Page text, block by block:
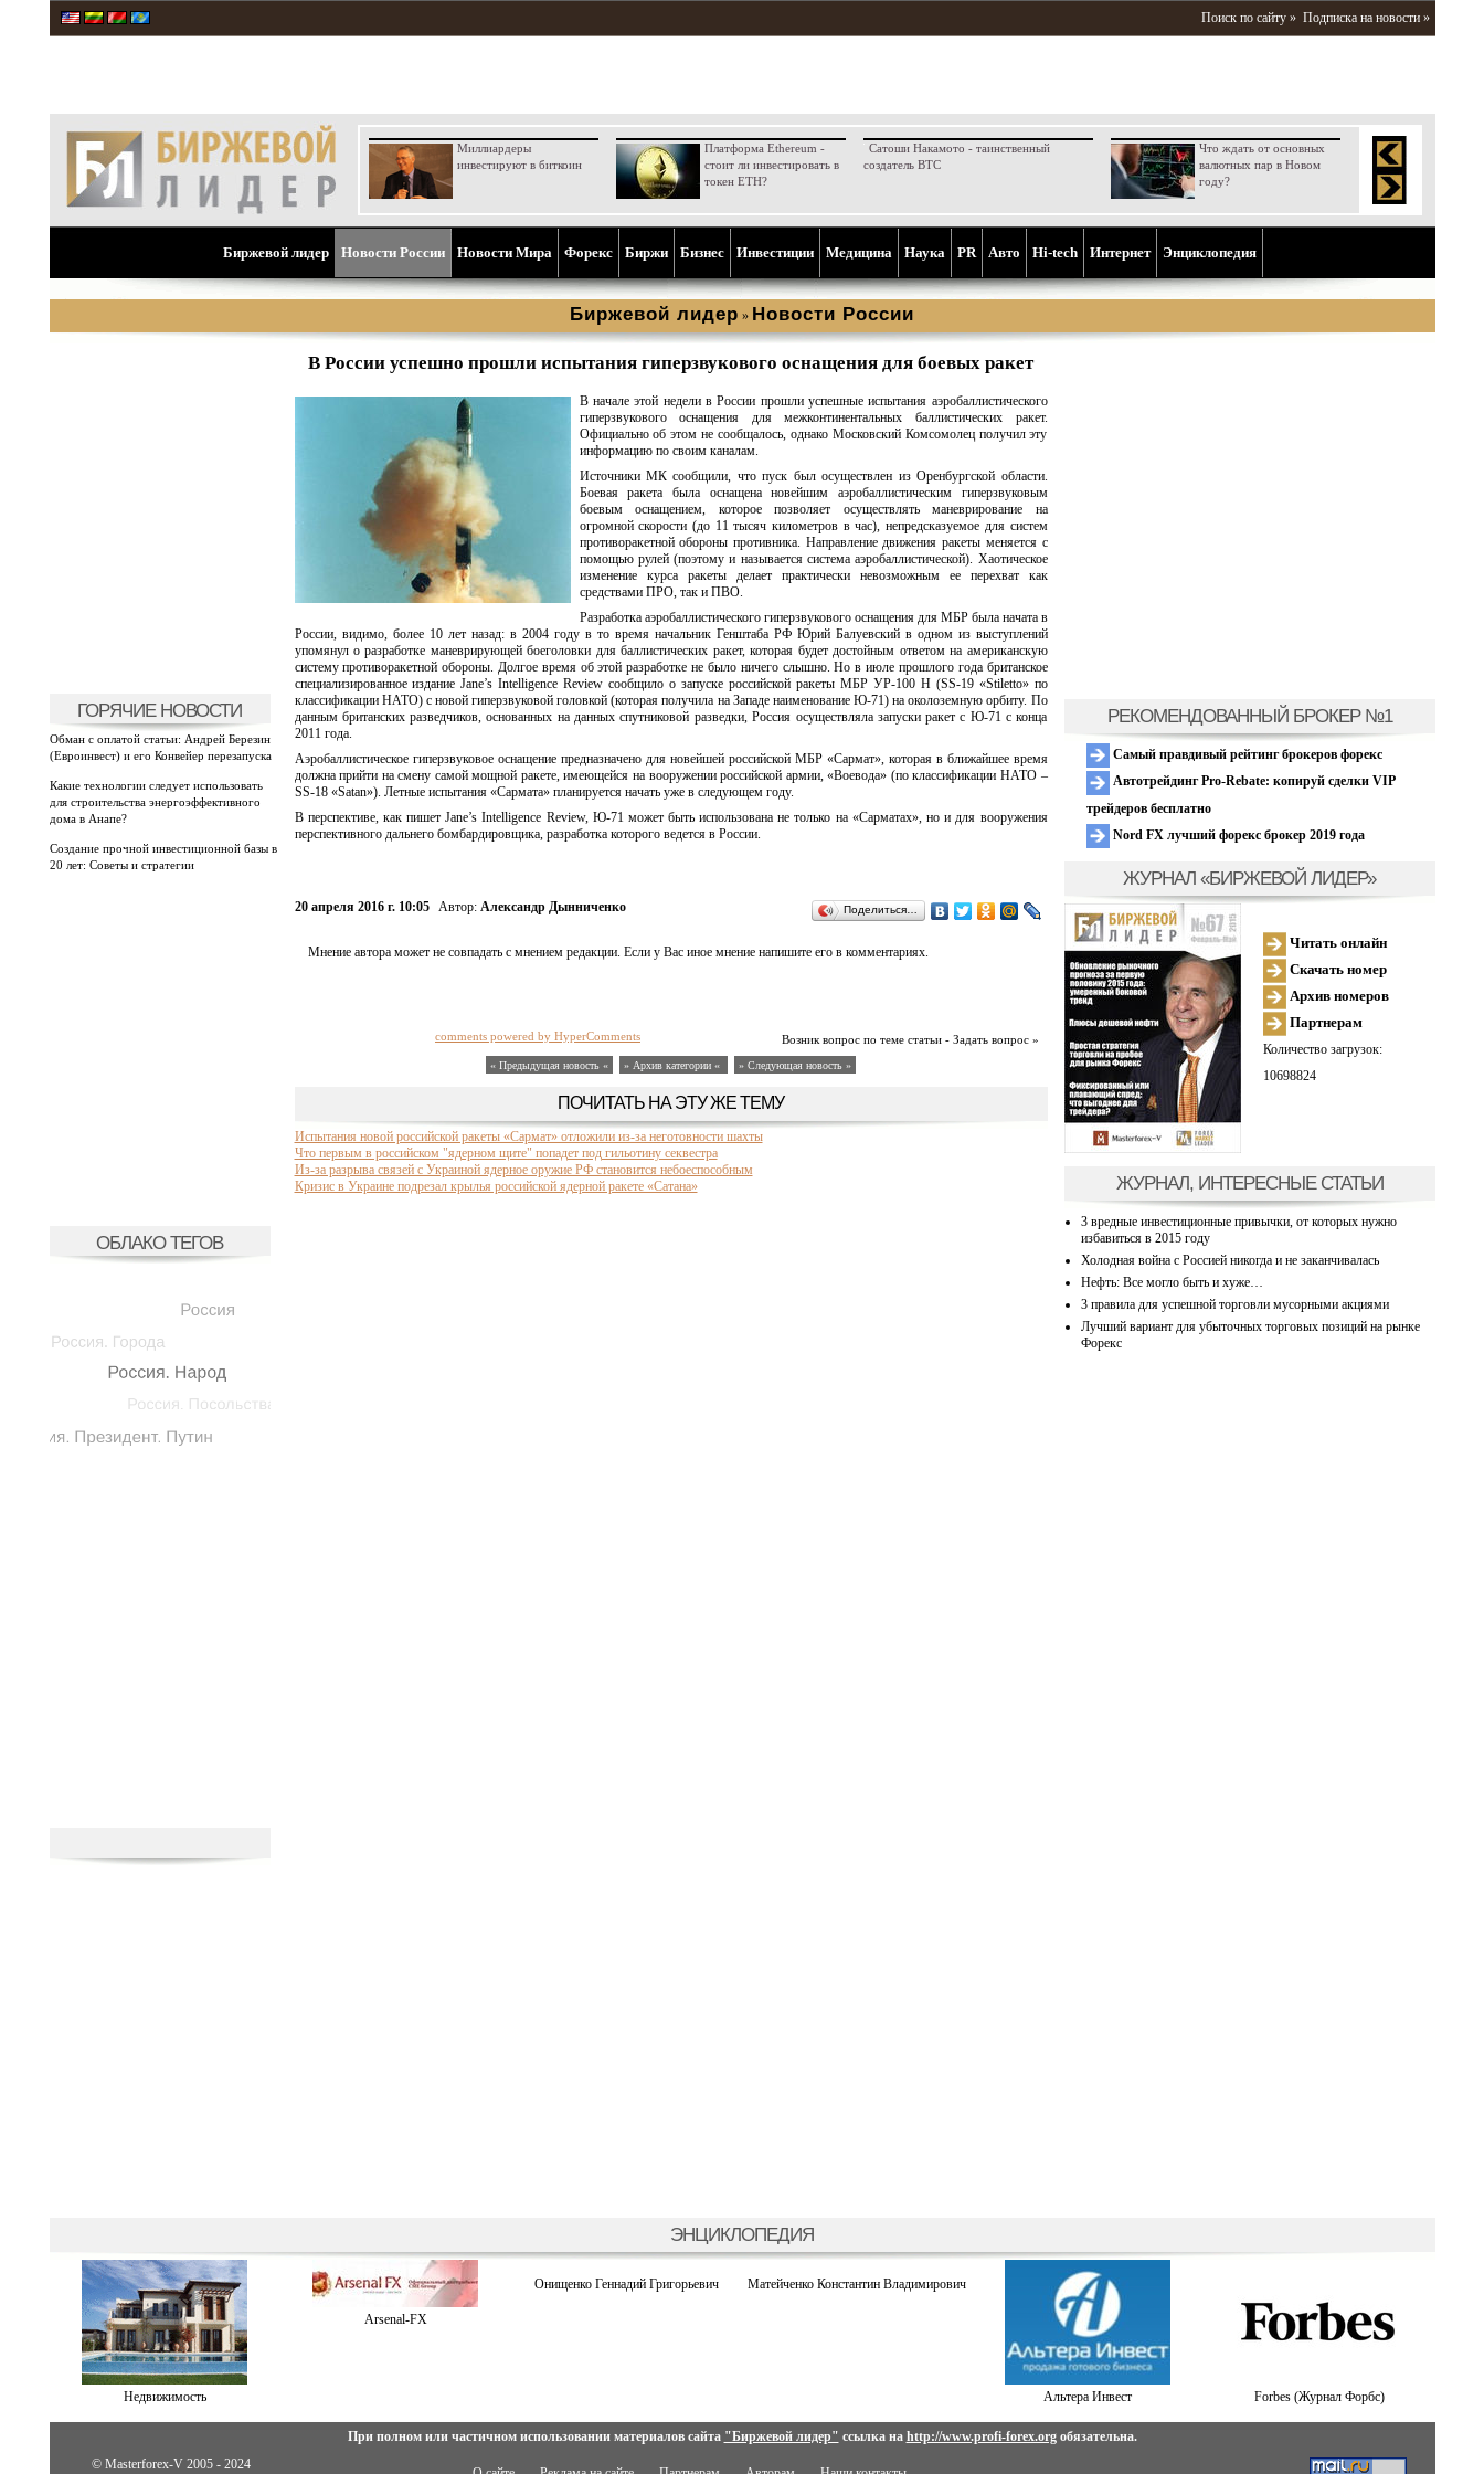
Поиск по сайту » Подписка на новости »
Миллиардеры
инвестируют в биткоин
Платформа Ethereum -
стоит ли инвестировать в
токен ETH?
Сатоши Накамото - таинственный
создатель BTC
Что ждать от основных
валютных пар в Новом
году?
Биржевой лидер Новости России Новости Мира Форекс Биржи Бизнес Инвестиции Медицина Наука PR Aвто Hi-tech Интернет Энциклопедия
Биржевой лидер » Новости России
ГОРЯЧИЕ НОВОСТИ
Обман с оплатой статьи: Андрей Березин
(Евроинвест) и его Конвейер перезапуска
Какие технологии следует использовать
для строительства энергоэффективного
дома в Анапе?
Создание прочной инвестиционной базы в
20 лет: Советы и стратегии
ОБЛАКО ТЕГОВ
В России успешно прошли испытания гиперзвукового оснащения для боевых ракет
В начале этой недели в России прошли успешные испытания аэробаллистического
гиперзвукового оснащения для межконтинентальных баллистических ракет.
Официально об этом не сообщалось, однако Московский Комсомолец получил эту
информацию по своим каналам.
Источники МК сообщили, что пуск был осуществлен из Оренбургской области.
Боевая ракета была оснащена новейшим аэробаллистическим гиперзвуковым
боевым оснащением, которое позволяет осуществлять маневрирование на
огромной скорости (до 11 тысяч километров в час), непредсказуемое для систем
противоракетной обороны противника. Направление движения ракеты меняется с
помощью рулей (поэтому и называется система аэробаллистической). Хаотическое
изменение курса ракеты делает практически невозможным ее перехват как
средствами ПРО, так и ПВО.
Разработка аэробаллистического гиперзвукового оснащения для МБР была начата в
России, видимо, более 10 лет назад: в 2004 году в то время начальник Генштаба РФ Юрий Балуевский в одном из выступлений
упомянул о разработке маневрирующей боеголовки для баллистических ракет, которая будет достойным ответом на американскую
систему противоракетной обороны. Долгое время об этой разработке не было ничего слышно. Но в июле прошлого года британское
специализированное издание Jane’s Intelligence Review сообщило о запуске российской ракеты МБР УР-100 Н (SS-19 «Stiletto» по
классификации НАТО) с новой гиперзвуковой головкой (которая получила на Западе наименование Ю-71) на околоземную орбиту. По
данным британских разведчиков, основанных на данных спутниковой разведки, Россия осуществляла запуски ракет с Ю-71 с конца
2011 года.
Аэробаллистическое гиперзвуковое оснащение предназначено для новейшей российской МБР «Сармат», которая в ближайшее время
должна прийти на смену самой мощной ракете, имеющейся на вооружении российской армии, «Воевода» (по классификации НАТО –
SS-18 «Satan»). Летные испытания «Сармата» планируется начать уже в следующем году.
В перспективе, как пишет Jane’s Intelligence Review, Ю-71 может быть использована не только на «Сарматах», но и для вооружения
перспективного дальнего бомбардировщика, разработка которого ведется в России.
20 апреля 2016 г. 10:05 Автор: Александр Дынниченко Поделиться…
Мнение автора может не совпадать с мнением редакции. Если у Вас иное мнение напишите его в комментариях.
Возник вопрос по теме статьи - Задать вопрос »
comments powered by HyperComments
« Предыдущая новость « » Архив категории « » Следующая новость »
ПОЧИТАТЬ НА ЭТУ ЖЕ ТЕМУ
Испытания новой российской ракеты «Сармат» отложили из-за неготовности шахты
Что первым в российском "ядерном щите" попадет под гильотину секвестра
Из-за разрыва связей с Украиной ядерное оружие РФ становится небоеспособным
Кризис в Украине подрезал крылья российской ядерной ракете «Сатана»
РЕКОМЕНДОВАННЫЙ БРОКЕР №1
Самый правдивый рейтинг брокеров форекс
Автотрейдинг Pro-Rebate: копируй сделки VIP
трейдеров бесплатно
Nord FX лучший форекс брокер 2019 года
ЖУРНАЛ «БИРЖЕВОЙ ЛИДЕР»
Читать онлайн
Скачать номер
Архив номеров
Партнерам
Количество загрузок:
10698824
ЖУРНАЛ, ИНТЕРЕСНЫЕ СТАТЬИ
3 вредные инвестиционные привычки, от которых нужно
избавиться в 2015 году
Холодная война с Россией никогда и не заканчивалась
Нефть: Все могло быть и хуже…
3 правила для успешной торговли мусорными акциями
Лучший вариант для убыточных торговых позиций на рынке
Форекс
ЭНЦИКЛОПЕДИЯ
Недвижимость
Arsenal-FX
Онищенко Геннадий Григорьевич Матейченко Константин Владимирович
Альтера Инвест Forbes (Журнал Форбс)
При полном или частичном использовании материалов сайта "Биржевой лидер" ссылка на http://www.profi-forex.orgобязательна.
© Masterforex-V 2005 - 2024